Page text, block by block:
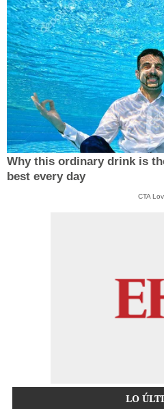
Why this ordinary drink is
best every day
CTA
LO